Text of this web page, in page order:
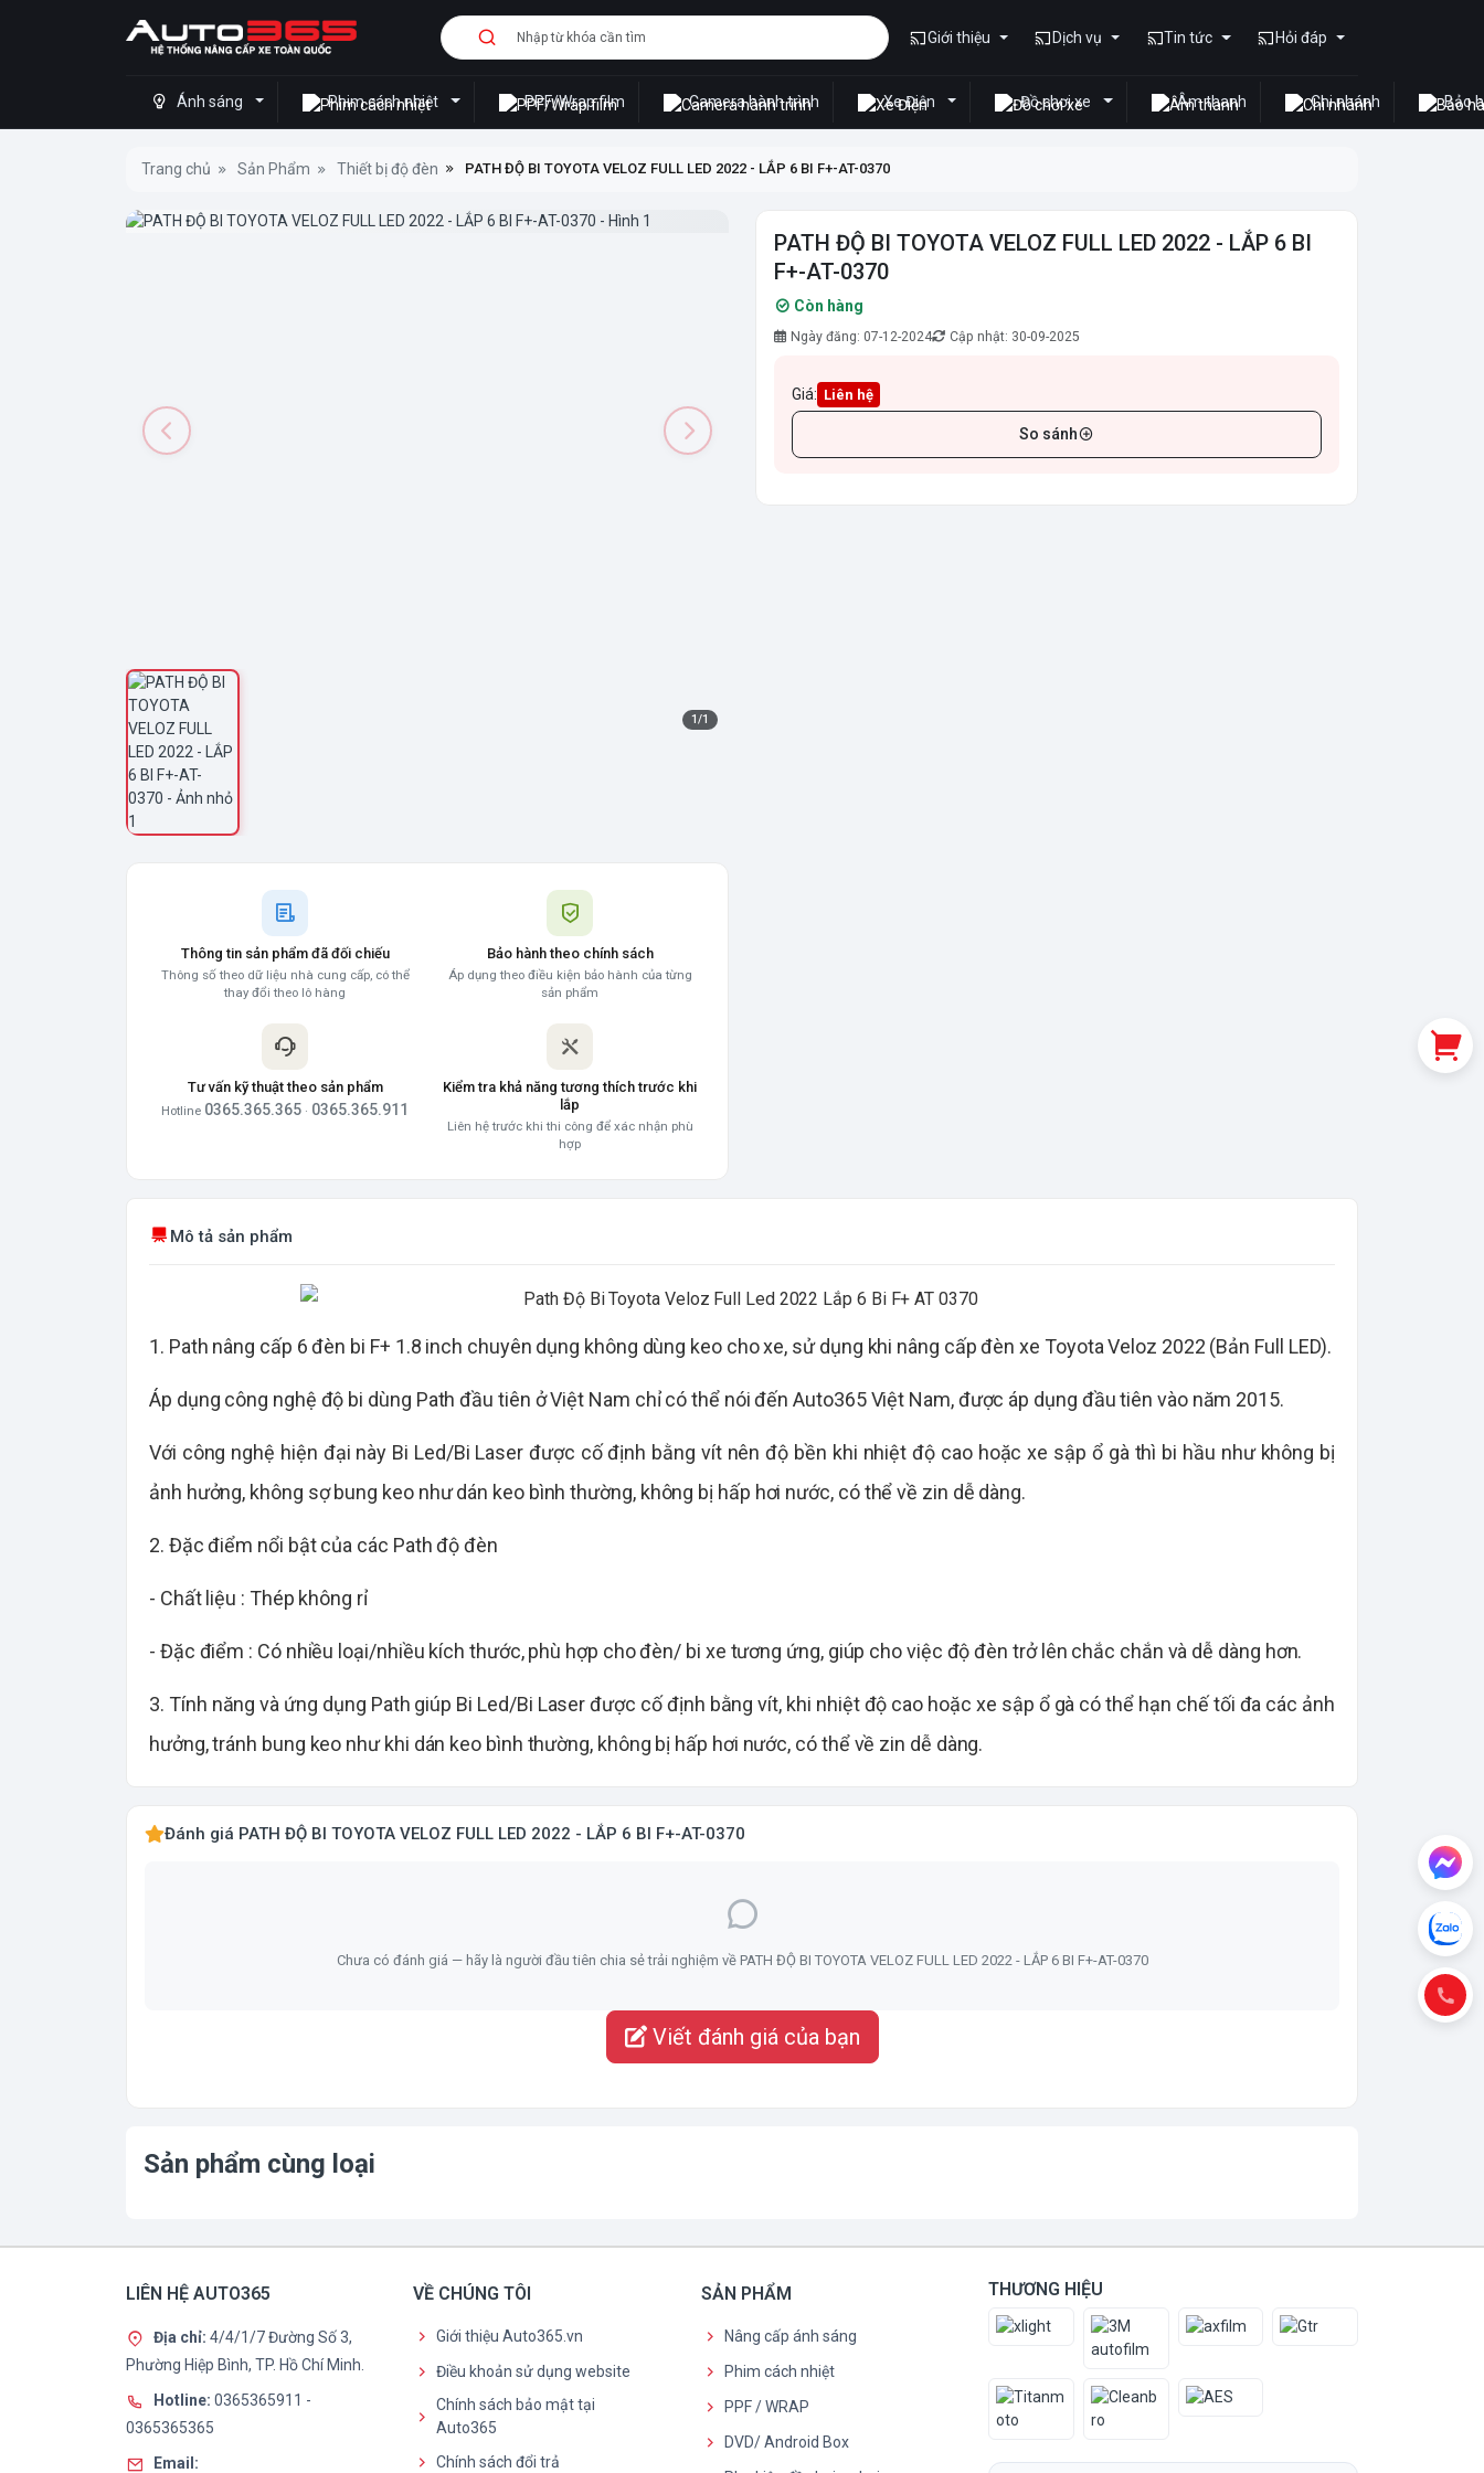
Giới thiệu Dịch vụ Tin tức Hỏi đáp
Ánh sáng Phim cách nhiệt PPF/Wrap film Camera hành trình Xe Điện Đồ chơi xe Âm thanh Chi nhánh Bảo
Trang chủ Sản Phẩm Thiết bị độ đèn PATH ĐỘ BI TOYOTA VELOZ FULL LED 2022 - LẮP 6 BI F+-AT-0370
1/1
Thông tin sản phẩm đã đối chiếu
Thông số theo dữ liệu nhà cung cấp, có thể
thay đổi theo lô hàng
Bảo hành theo chính sách
Áp dụng theo điều kiện bảo hành của từng
sản phẩm
Tư vấn kỹ thuật theo sản phẩm
Hotline 0365.365.365 · 0365.365.911
Kiểm tra khả năng tương thích trước khi
lắp
Liên hệ trước khi thi công để xác nhận phù
hợp
PATH ĐỘ BI TOYOTA VELOZ FULL LED 2022 - LẮP 6 BI
F+-AT-0370
Còn hàng
Ngày đăng: 07-12-2024 Cập nhật: 30-09-2025
Giá: Liên hệ
So sánh
Mô tả sản phẩm
1. Path nâng cấp 6 đèn bi F+ 1.8 inch chuyên dụng không dùng keo cho xe, sử dụng khi nâng cấp đèn xe Toyota Veloz 2022 (Bản Full LED).
Áp dụng công nghệ độ bi dùng Path đầu tiên ở Việt Nam chỉ có thể nói đến Auto365 Việt Nam, được áp dụng đầu tiên vào năm 2015.
Với công nghệ hiện đại này Bi Led/Bi Laser được cố định bằng vít nên độ bền khi nhiệt độ cao hoặc xe sập ổ gà thì bi hầu như không bị
ảnh hưởng, không sợ bung keo như dán keo bình thường, không bị hấp hơi nước, có thể về zin dễ dàng.
2. Đặc điểm nổi bật của các Path độ đèn
- Chất liệu : Thép không rỉ
- Đặc điểm : Có nhiều loại/nhiều kích thước, phù hợp cho đèn/ bi xe tương ứng, giúp cho việc độ đèn trở lên chắc chắn và dễ dàng hơn.
3. Tính năng và ứng dụng Path giúp Bi Led/Bi Laser được cố định bằng vít, khi nhiệt độ cao hoặc xe sập ổ gà có thể hạn chế tối đa các ảnh
hưởng, tránh bung keo như khi dán keo bình thường, không bị hấp hơi nước, có thể về zin dễ dàng.
Đánh giá PATH ĐỘ BI TOYOTA VELOZ FULL LED 2022 - LẮP 6 BI F+-AT-0370
Chưa có đánh giá — hãy là người đầu tiên chia sẻ trải nghiệm về PATH ĐỘ BI TOYOTA VELOZ FULL LED 2022 - LẮP 6 BI F+-AT-0370
Viết đánh giá của bạn
Sản phẩm cùng loại
LIÊN HỆ AUTO365
Địa chỉ: 4/4/1/7 Đường Số 3,
Phường Hiệp Bình, TP. Hồ Chí Minh.
Hotline: 0365365911 -
0365365365
Email:
VỀ CHÚNG TÔI
Giới thiệu Auto365.vn
Điều khoản sử dụng website
Chính sách bảo mật tại
Auto365
Chính sách đổi trả
SẢN PHẨM
Nâng cấp ánh sáng
Phim cách nhiệt
PPF / WRAP
DVD/ Android Box
THƯƠNG HIỆU